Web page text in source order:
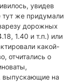
увидев
тут же придумали
дорожных
1.40 и т.п.) или
какой-
отчитались о
выпускающие на